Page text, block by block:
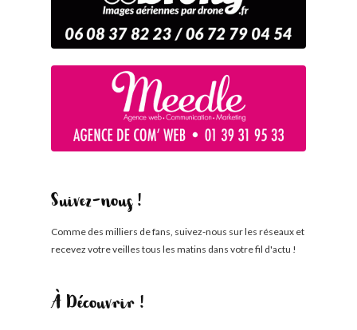
Suivez-nous !
Comme des milliers de fans, suivez-nous sur les réseaux et
recevez votre veilles tous les matins dans votre fil d'actu !
À Découvrir !